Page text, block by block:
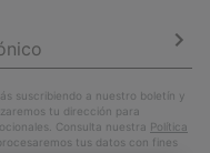
suscribiendo a nuestro boletín y
tu dirección para
Consulta nuestra Política
tus datos con fines